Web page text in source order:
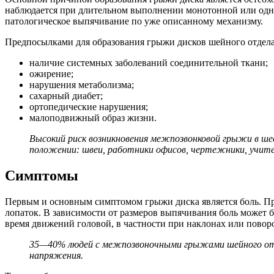
наблюдается при длительном выполнении монотонной или
патологическое выпячивание по уже описанному механизму.
Предпосылками для образования грыжи дисков шейного
наличие системных заболеваний соединительной ткани;
ожирение;
нарушения метаболизма;
сахарный диабет;
ортопедические нарушения;
малоподвижный образ жизни.
Высокий риск возникновения межпозвонковой грыжи в
положении: швеи, работники офисов, чертежники,
Симптомы
Первым и основным симптомом грыжи диска является боль.
лопаток. В зависимости от размеров выпячивания боль
время движений головой, в частности при наклонах или
35—40% людей с межпозвоночными грыжами шейного
напряжения.